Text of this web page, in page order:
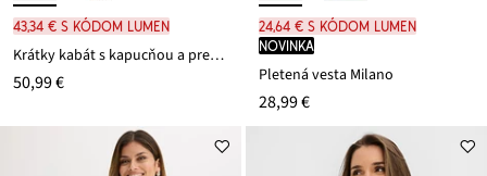
43,34 € s kódom LUMEN
Krátky kabát s kapucňou a prešívaním
50,99 €
24,64 € s kódom LUMEN
novinka
Pletená vesta Milano
28,99 €